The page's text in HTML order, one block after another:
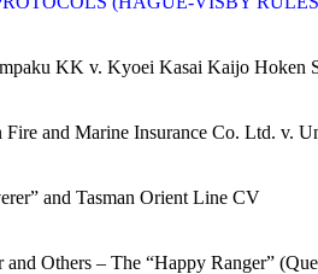
KK v. Kyoei Kasai Kaijo Hoken
and Marine Insurance Co. Ltd. v.
and Tasman Orient Line CV
Others – The “Happy Ranger”